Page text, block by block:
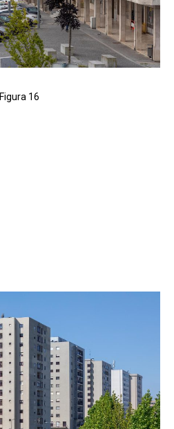
Figura 16